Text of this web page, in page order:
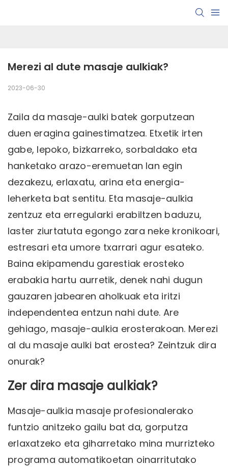
Merezi al dute masaje aulkiak?
2023-06-30
Zaila da masaje-aulki batek gorputzean
duen eragina gainestimatzea. Etxetik irten
gabe, lepoko, bizkarreko, sorbaldako eta
hanketako arazo-eremuetan lan egin
dezakezu, erlaxatu, arina eta energia-
leherketa bat sentitu. Eta masaje-aulkia
zentzuz eta erregularki erabiltzen baduzu,
laster ziurtatuta egongo zara neke kronikoari,
estresari eta umore txarrari agur esateko.
Baina ekipamendu garestiak erosteko
erabakia hartu aurretik, denek nahi dugun
gauzaren jabearen aholkuak eta iritzi
independentea entzun nahi dute. Are
gehiago, masaje-aulkia erosterakoan. Merezi
al du masaje aulki bat erostea? Zeintzuk dira
onurak?
Zer dira masaje aulkiak?
Masaje-aulkia masaje profesionalerako
funtzio anitzeko gailu bat da, gorputza
erlaxatzeko eta giharretako mina murrizteko
programa automatikoetan oinarritutako